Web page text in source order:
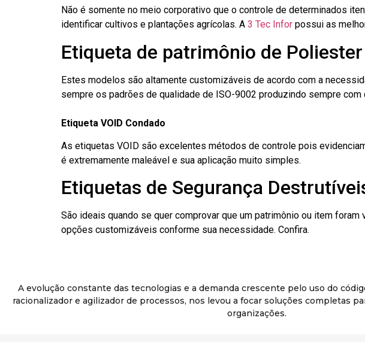
Não é somente no meio corporativo que o controle de determinados
identificar cultivos e plantações agrícolas. A 3 Tec Infor possui as
Etiqueta de patrimônio de
Estes modelos são altamente customizáveis de acordo com a
sempre os padrões de qualidade de ISO-9002 produzindo sempre
Etiqueta VOID Condado
As etiquetas VOID são excelentes métodos de controle pois
é extremamente maleável e sua aplicação muito simples.
Etiquetas de Segurança
São ideais quando se quer comprovar que um patrimônio ou item
opções customizáveis conforme sua necessidade. Confira.
A evolução constante das tecnologias e a demanda crescente pelo uso do
racionalizador e agilizador de processos, nos levou a focar soluções completas
organizações.